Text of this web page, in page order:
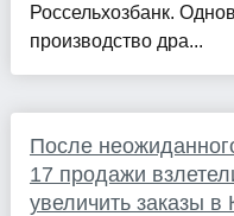
Россельхозбанк.
производство дра...
После
17 продажи
увеличить заказы в